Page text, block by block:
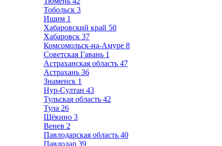
Тобольск 3
Ишим 1
Хабаровский край 50
Хабаровск 37
Комсомольск-на-Амуре 8
Советская Гавань 1
Астраханская область 47
Астрахань 36
Знаменск 1
Нур-Султан 43
Тульская область 42
Тула 26
Щёкино 3
Венев 2
Павлодарская область 40
Павлодар 39